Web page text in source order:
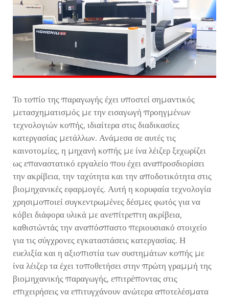
Το τοπίο της παραγωγής έχει υποστεί σημαντικός
μετασχηματισμός με την εισαγωγή προηγμένων
τεχνολογιών κοπής, ιδιαίτερα στις διαδικασίες
κατεργασίας μετάλλων. Ανάμεσα σε αυτές τις
καινοτομίες, η μηχανή κοπής με ίνα λέιζερ ξεχωρίζει
ως επαναστατικό εργαλείο που έχει αναπροσδιορίσει
την ακρίβεια, την ταχύτητα και την αποδοτικότητα στις
βιομηχανικές εφαρμογές. Αυτή η κορυφαία τεχνολογία
χρησιμοποιεί συγκεντρωμένες δέσμες φωτός για να
κόβει διάφορα υλικά με ανεπίτρεπτη ακρίβεια,
καθιστώντάς την αναπόσπαστο περιουσιακό στοιχείο
για τις σύγχρονες εγκαταστάσεις κατεργασίας. Η
ευελιξία και η αξιοπιστία των συστημάτων κοπής με
ίνα λέιζερ τα έχει τοποθετήσει στην πρώτη γραμμή της
βιομηχανικής παραγωγής, επιτρέποντας στις
επιχειρήσεις να επιτυγχάνουν ανώτερα αποτελέσματα